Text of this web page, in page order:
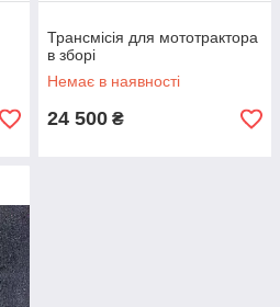
Трансмісія для мототрактора
в зборі
Немає в наявності
24 500 ₴